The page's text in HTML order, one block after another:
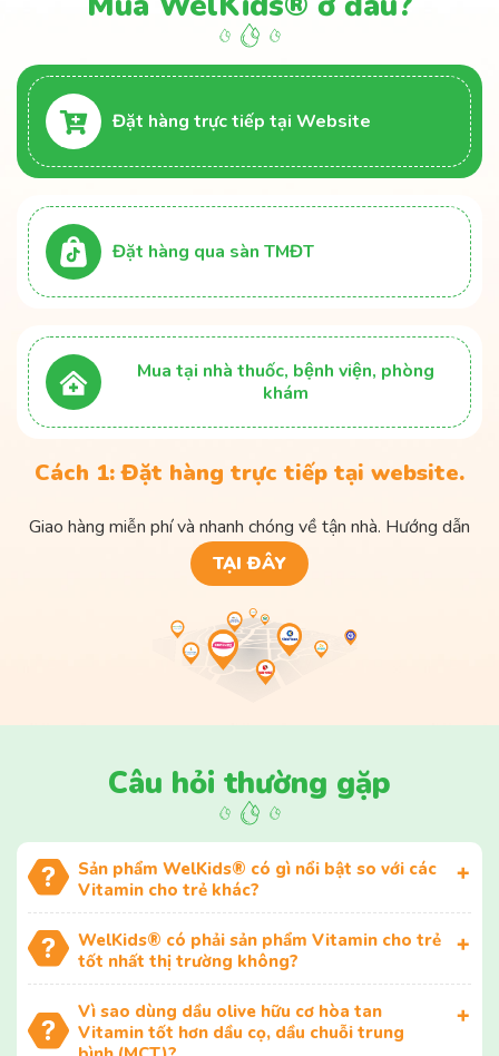
Đặt hàng trực tiếp tại Website
Đặt hàng qua sàn TMĐT
Mua tại nhà thuốc, bệnh viện, phòng
khám
Cách 1: Đặt hàng trực tiếp tại website.
Giao hàng miễn phí và nhanh chóng về tận nhà. Hướng dẫn
TẠI ĐÂY
Câu hỏi thường gặp
Sản phẩm WelKids® có gì nổi bật so với các
Vitamin cho trẻ khác?
WelKids® có phải sản phẩm Vitamin cho trẻ
tốt nhất thị trường không?
Vì sao dùng dầu olive hữu cơ hòa tan
Vitamin tốt hơn dầu cọ, dầu chuỗi trung